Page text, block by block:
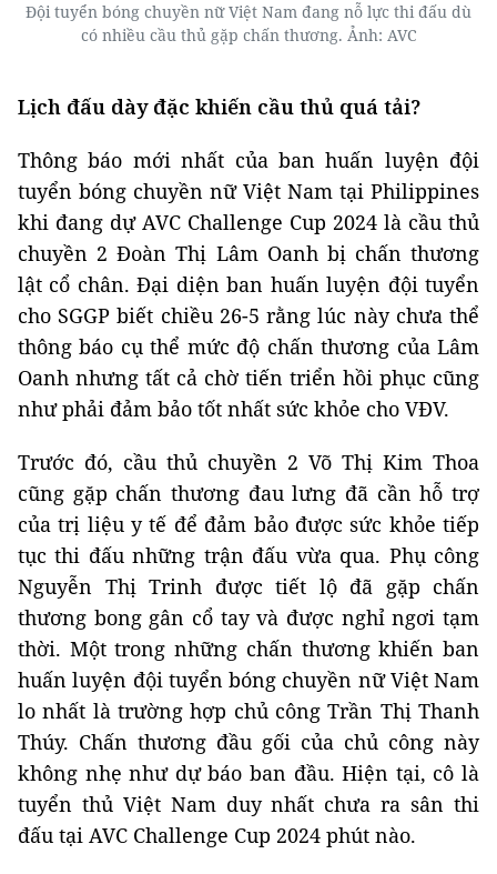
Đội tuyển bóng chuyền nữ Việt Nam đang nỗ lực thi đấu dù
có nhiều cầu thủ gặp chấn thương. Ảnh: AVC
Lịch đấu dày đặc khiến cầu thủ quá tải?
Thông báo mới nhất của ban huấn luyện đội
tuyển bóng chuyền nữ Việt Nam tại Philippines
khi đang dự AVC Challenge Cup 2024 là cầu thủ
chuyền 2 Đoàn Thị Lâm Oanh bị chấn thương
lật cổ chân. Đại diện ban huấn luyện đội tuyển
cho SGGP biết chiều 26-5 rằng lúc này chưa thể
thông báo cụ thể mức độ chấn thương của Lâm
Oanh nhưng tất cả chờ tiến triển hồi phục cũng
như phải đảm bảo tốt nhất sức khỏe cho VĐV.
Trước đó, cầu thủ chuyền 2 Võ Thị Kim Thoa
cũng gặp chấn thương đau lưng đã cần hỗ trợ
của trị liệu y tế để đảm bảo được sức khỏe tiếp
tục thi đấu những trận đấu vừa qua. Phụ công
Nguyễn Thị Trinh được tiết lộ đã gặp chấn
thương bong gân cổ tay và được nghỉ ngơi tạm
thời. Một trong những chấn thương khiến ban
huấn luyện đội tuyển bóng chuyền nữ Việt Nam
lo nhất là trường hợp chủ công Trần Thị Thanh
Thúy. Chấn thương đầu gối của chủ công này
không nhẹ như dự báo ban đầu. Hiện tại, cô là
tuyển thủ Việt Nam duy nhất chưa ra sân thi
đấu tại AVC Challenge Cup 2024 phút nào.